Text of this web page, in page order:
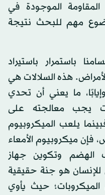
الموجودة في
مهم للبحث نتيجة
باستمرار باستيراد
هذه السلالات هي
ما يعني أن تحدي
يجب معالجته على
يلعب الميكروبيوم
فإن ميكروبيوم الأمعاء
وتكوين جهاز
للإنسان هو جنة حقيقية
الميكروبات؛ حيث يأوي